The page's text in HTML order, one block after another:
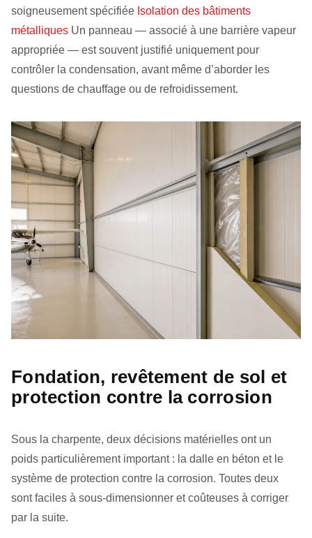
soigneusement spécifiée Isolation des bâtiments
métalliques Un panneau — associé à une barrière vapeur
appropriée — est souvent justifié uniquement pour
contrôler la condensation, avant même d’aborder les
questions de chauffage ou de refroidissement.
Fondation, revêtement de sol et
protection contre la corrosion
Sous la charpente, deux décisions matérielles ont un
poids particulièrement important : la dalle en béton et le
système de protection contre la corrosion. Toutes deux
sont faciles à sous‑dimensionner et coûteuses à corriger
par la suite.